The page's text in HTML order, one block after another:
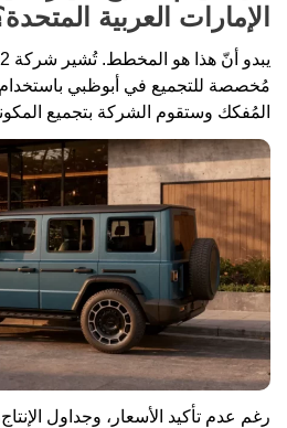
الإمارات العربية
مُخصصة للتجميع في أبوظبي باستخدام
المُفكك وستقوم الشركة بتجميع
رغم عدم تأكيد الأسعار، وجداول